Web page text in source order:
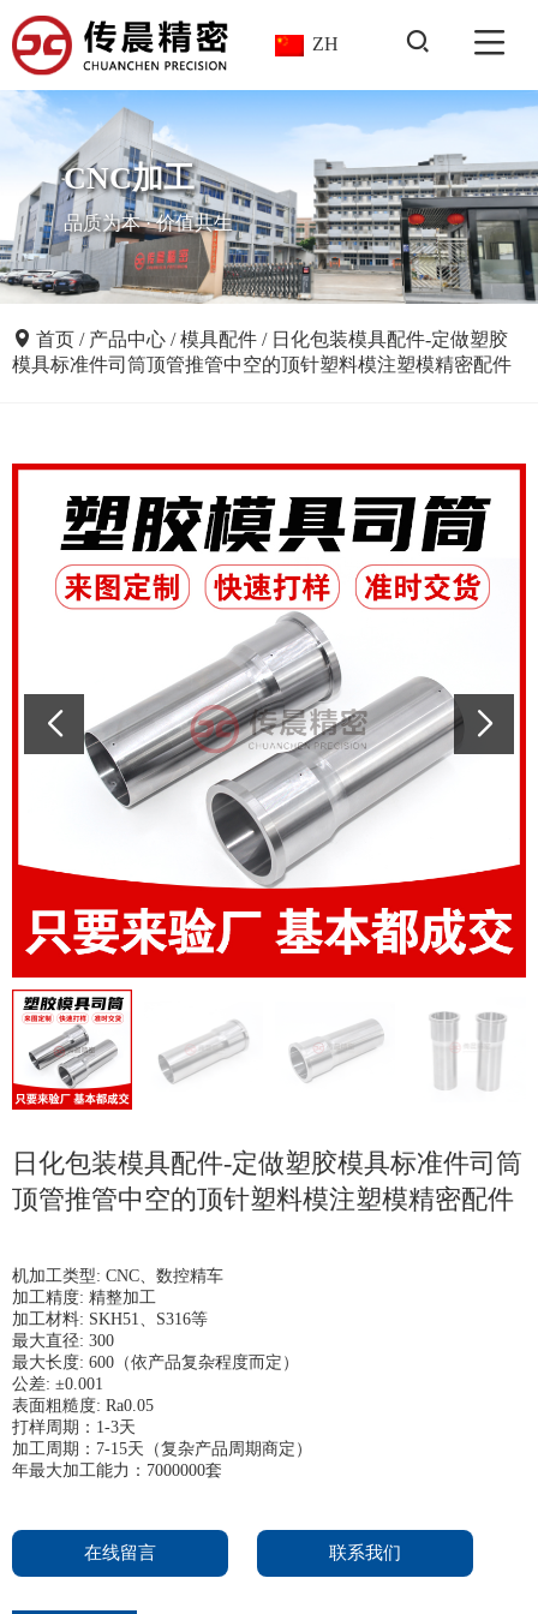
ZH
CNC加工
品质为本 · 价值共生
首页 / 产品中心 /模具配件 / 日化包装模具配件-定做塑胶
模具标准件司筒顶管推管中空的顶针塑料模注塑模精密配件
日化包装模具配件-定做塑胶模具标准件司筒
顶管推管中空的顶针塑料模注塑模精密配件
机加工类型: CNC、数控精车
加工精度: 精整加工
加工材料: SKH51、S316等
最大直径: 300
最大长度: 600（依产品复杂程度而定）
公差: ±0.001
表面粗糙度: Ra0.05
打样周期：1-3天
加工周期：7-15天（复杂产品周期商定）
年最大加工能力：7000000套
在线留言 联系我们